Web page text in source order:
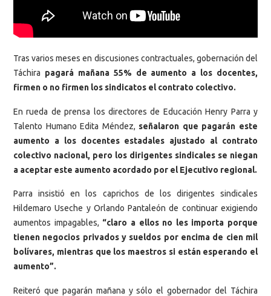
Tras varios meses en discusiones contractuales, gobernación del
Táchira pagará mañana 55% de aumento a los docentes,
firmen o no firmen los sindicatos el contrato colectivo.
En rueda de prensa los directores de Educación Henry Parra y
Talento Humano Edita Méndez, señalaron que pagarán este
aumento a los docentes estadales ajustado al contrato
colectivo nacional, pero los dirigentes sindicales se niegan
a aceptar este aumento acordado por el Ejecutivo regional.
Parra insistió en los caprichos de los dirigentes sindicales
Hildemaro Useche y Orlando Pantaleón de continuar exigiendo
aumentos impagables, “claro a ellos no les importa porque
tienen negocios privados y sueldos por encima de cien mil
bolívares, mientras que los maestros si están esperando el
aumento”.
Reiteró que pagarán mañana y sólo el gobernador del Táchira